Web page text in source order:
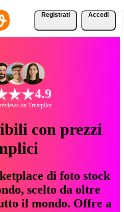
Registrati Accedi
4.9
on Trustpilot
con prezzi
di foto stock
scelto da oltre
il mondo. Offre a